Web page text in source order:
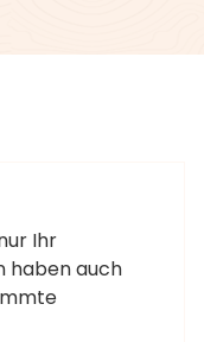
Ihr
haben auch